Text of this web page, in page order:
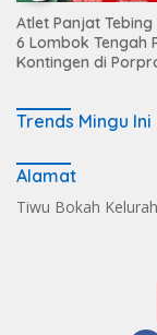
Atlet Panjat Tebing
6 Lombok Tengah
Kontingen di
Trends Mingu Ini
Alamat
Tiwu Bokah